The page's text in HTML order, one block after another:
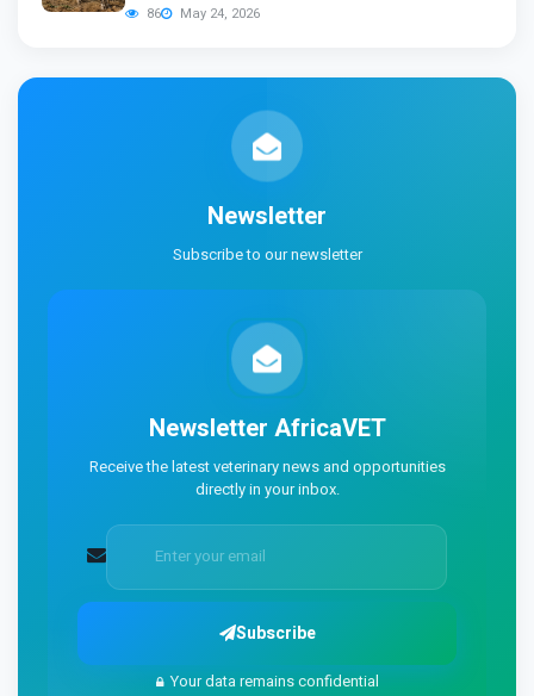
86 May 24, 2026
Newsletter
Subscribe to our newsletter
Newsletter AfricaVET
Receive the latest veterinary news and opportunities
directly in your inbox.
Subscribe
Your data remains confidential